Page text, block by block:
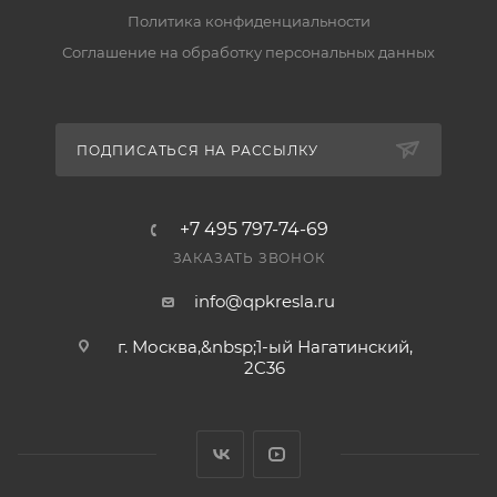
Есть ли гарантия и возврат?
— в разделе «Гарантия и возврат».
Политика конфиденциальности
Соглашение на обработку персональных данных
ПОДПИСАТЬСЯ НА РАССЫЛКУ
+7 495 797-74-69
ЗАКАЗАТЬ ЗВОНОК
info@qpkresla.ru
г. Москва,&nbsp;1-ый Нагатинский,
2C36